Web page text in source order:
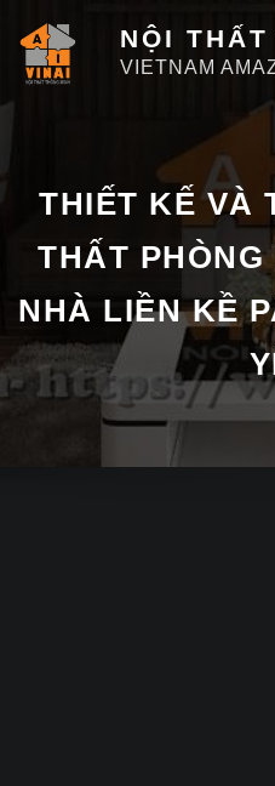
NỘI
VIETNAM
THIẾT KẾ VÀ
THẤT PHÒNG
NHÀ LIỀN KỀ